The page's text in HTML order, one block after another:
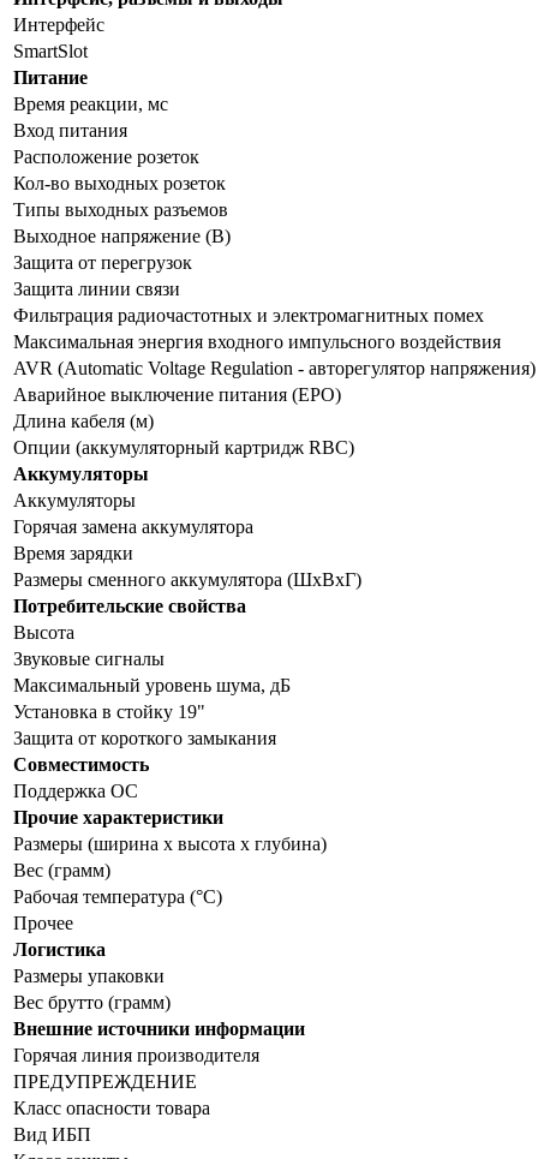
Интерфейс
SmartSlot
Питание
Время реакции, мс
Вход питания
Расположение розеток
Кол-во выходных розеток
Типы выходных разъемов
Выходное напряжение (В)
Защита от перегрузок
Защита линии связи
Фильтрация радиочастотных и электромагнитных помех
Максимальная энергия входного импульсного воздействия
AVR (Automatic Voltage Regulation - авторегулятор напряжения)
Аварийное выключение питания (EPO)
Длина кабеля (м)
Опции (аккумуляторный картридж RBC)
Аккумуляторы
Аккумуляторы
Горячая замена аккумулятора
Время зарядки
Размеры сменного аккумулятора (ШхВхГ)
Потребительские свойства
Высота
Звуковые сигналы
Максимальный уровень шума, дБ
Установка в стойку 19"
Защита от короткого замыкания
Совместимость
Поддержка ОС
Прочие характеристики
Размеры (ширина x высота x глубина)
Вес (грамм)
Рабочая температура (°C)
Прочее
Логистика
Размеры упаковки
Вес брутто (грамм)
Внешние источники информации
Горячая линия производителя
ПРЕДУПРЕЖДЕНИЕ
Класс опасности товара
Вид ИБП